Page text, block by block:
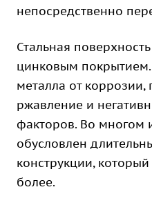
непосредственно
Стальная
цинковым
металла от коррозии,
ржавление и
факторов. Во многом
обусловлен
конструкции, который
более.